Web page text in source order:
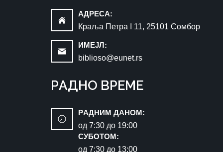
AДРEСA:
Краља Петра I 11, 25101 Сомбор
ИМEЈЛ:
biblioso@eunet.rs
РAДНO ВРЕМЕ
РAДНИМ ДАНОМ:
oд 7:30 до 19:00
СУБОТОМ:
oд 7:30 до 13:00